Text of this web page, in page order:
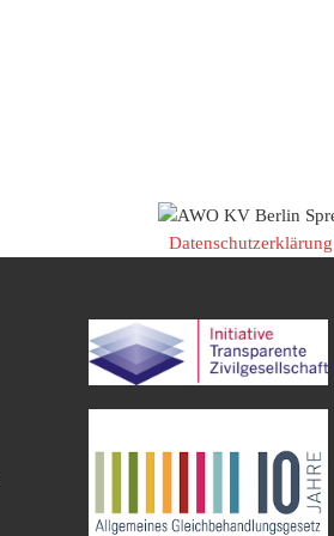
Datenschutzerklärung